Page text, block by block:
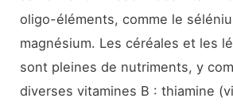
oligo-éléments, comme le
magnésium. Les céréales et les
sont pleines de nutriments, y
diverses vitamines B : thiamine